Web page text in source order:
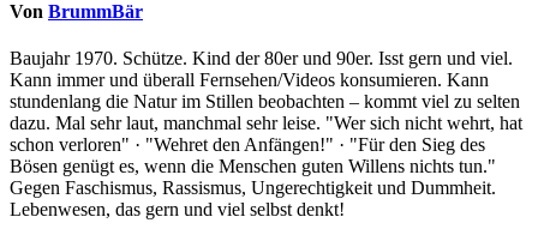
Von BrummBär
Baujahr 1970. Schütze. Kind der 80er und 90er. Isst gern und viel.
Kann immer und überall Fernsehen/Videos konsumieren. Kann
stundenlang die Natur im Stillen beobachten – kommt viel zu selten
dazu. Mal sehr laut, manchmal sehr leise. "Wer sich nicht wehrt, hat
schon verloren" · "Wehret den Anfängen!" · "Für den Sieg des
Bösen genügt es, wenn die Menschen guten Willens nichts tun."
Gegen Faschismus, Rassismus, Ungerechtigkeit und Dummheit.
Lebenwesen, das gern und viel selbst denkt!